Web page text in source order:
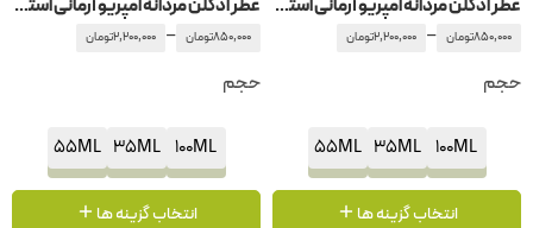
عطر ادکلن مردانه امپریو آرمانی استرانگر ویت یو اینتنسلی جیور جیو آرمانی -جورجیو آرمانی
850,000تومان –
2,200,000تومان
حجم
100ML
35ML
55ML
انتخاب گزینه ها
عطر ادکلن مردانه امپریو آرمانی استرانگر ویت یو جیور جیو آرمانی -جورجیو آرمانی
850,000تومان –
2,200,000تومان
حجم
100ML
35ML
55ML
انتخاب گزینه ها